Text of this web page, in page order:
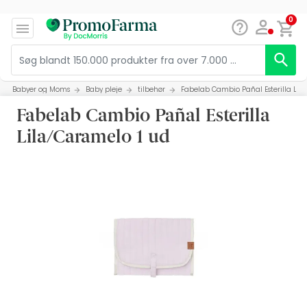
0
Babyer og Moms Baby pleje tilbehør Fabelab Cambio Pañal Esterilla
Fabelab Cambio Pañal Esterilla
Lila/Caramelo 1 ud